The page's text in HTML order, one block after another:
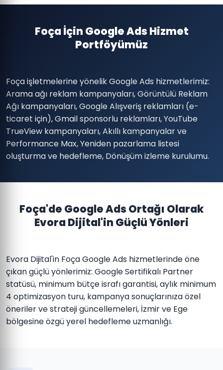
Foça İçin Google Ads Hizmet
Portföyümüz
Foça işletmelerine yönelik Google Ads hizmetlerimiz:
Arama ağı reklam kampanyaları, Görüntülü Reklam
Ağı kampanyaları, Google Alışveriş reklamları (e-
ticaret için), Gmail sponsorlu reklamları, YouTube
TrueView kampanyaları, Akıllı kampanyalar ve
Performance Max, Yeniden pazarlama listesi
oluşturma ve hedefleme, Dönüşüm izleme kurulumu.
Foça'de Google Ads Ortağı Olarak
Evora Dijital'in Güçlü Yönleri
Evora Dijital'in Foça Google Ads hizmetlerinde öne
çıkan güçlü yönlerimiz: Google Sertifikalı Partner
statüsü, minimum bütçe israfı garantisi, aylık minimum
4 optimizasyon turu, kampanya sonuçlarınıza özel
öneriler ve strateji güncellemeleri, İzmir ve Ege
bölgesine özgü yerel hedefleme uzmanlığı.